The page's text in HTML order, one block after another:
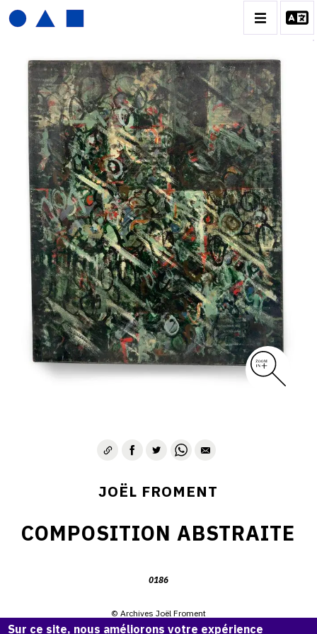
JOËL FROMENT
BIOGRAPHIE
CATALOGUE DES OEUVRES
CONTACT
JOËL FROMENT
COMPOSITION ABSTRAITE
0186
© Archives Joël Froment
Sur ce site, nous améliorons votre expérience